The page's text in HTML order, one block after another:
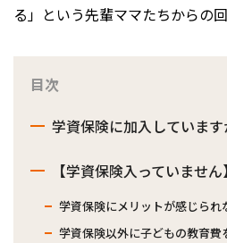
る」という先輩ママたちからの
目次
学資保険に加入しています
【学資保険入っていませ
学資保険にメリットが感じられ
学資保険以外に子どもの教育費